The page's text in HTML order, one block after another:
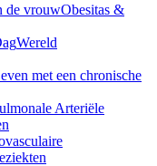
de vrouwObesitas &
Wereld
met een chronische
Arteriële